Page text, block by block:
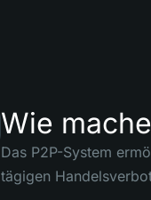
Wie
Das P2P-System
tägigen